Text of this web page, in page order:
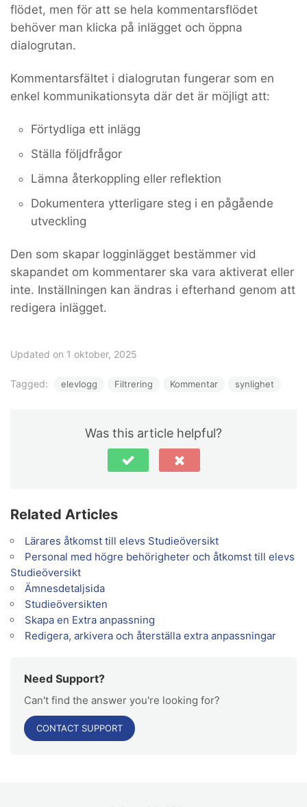
flödet, men för att se hela kommentarsflödet
behöver man klicka på inlägget och öppna
dialogrutan.
Kommentarsfältet i dialogrutan fungerar som en
enkel kommunikationsyta där det är möjligt att:
Förtydliga ett inlägg
Ställa följdfrågor
Lämna återkoppling eller reflektion
Dokumentera ytterligare steg i en pågående
utveckling
Den som skapar logginlägget bestämmer vid
skapandet om kommentarer ska vara aktiverat eller
inte. Inställningen kan ändras i efterhand genom att
redigera inlägget.
Updated on 1 oktober, 2025
Tagged: elevlogg Filtrering Kommentar synlighet
Was this article helpful?
Related Articles
Lärares åtkomst till elevs Studieöversikt
Personal med högre behörigheter och åtkomst till elevs
Studieöversikt
Ämnesdetaljsida
Studieöversikten
Skapa en Extra anpassning
Redigera, arkivera och återställa extra anpassningar
Need Support?
Can't find the answer you're looking for?
CONTACT SUPPORT